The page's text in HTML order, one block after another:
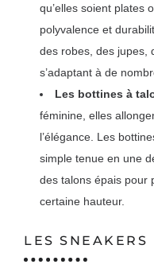
qu’elles soient plates
polyvalence et
des robes, des jupes,
s’adaptant à de
Les bottines à
féminine, elles
l’élégance. Les
simple tenue en une
des talons épais pour
certaine hauteur.
LES SNEAKERS